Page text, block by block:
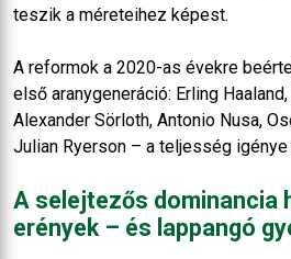
teszik a méreteihez képest.
A reformok a 2020-as évekre
első aranygeneráció: Erling
Alexander Sörloth, Antonio Nusa,
Julian Ryerson – a teljesség igénye
A selejtezős dominancia
erények – és lappangó